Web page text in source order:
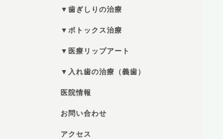
▼歯ぎしりの治療
▼ボトックス治療
▼医療リップアート
▼入れ歯の治療（義歯）
医院情報
お問い合わせ
アクセス